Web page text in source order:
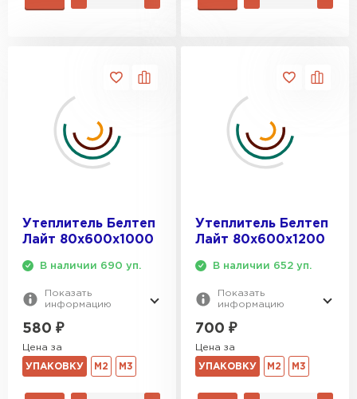
Утеплитель Белтеп
Лайт 80х600х1000
В наличии 690 уп.
Показать
информацию
580 ₽
Цена за
УПАКОВКУ М2 М3
Утеплитель Белтеп
Лайт 80х600х1200
В наличии 652 уп.
Показать
информацию
700 ₽
Цена за
УПАКОВКУ М2 М3
Утеплитель Rockwool
Утеплитель Технониколь
Утеплитель Ursa
Утеплитель Юматекс Термо
ПЕРЕЙТИ